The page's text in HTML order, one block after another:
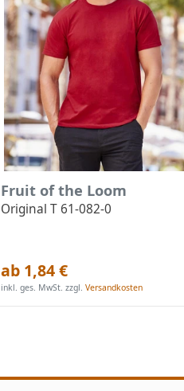
Fruit of the Loom
Original T 61-082-0
ab 1,84 €
inkl. ges. MwSt. zzgl.Versandkosten